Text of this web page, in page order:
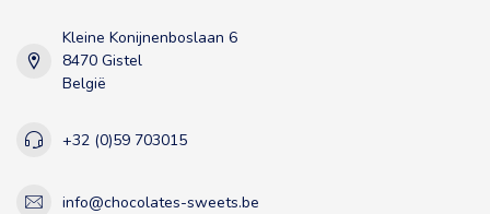
Kleine Konijnenboslaan 6
8470 Gistel
België
+32 (0)59 703015
info@chocolates-sweets.be